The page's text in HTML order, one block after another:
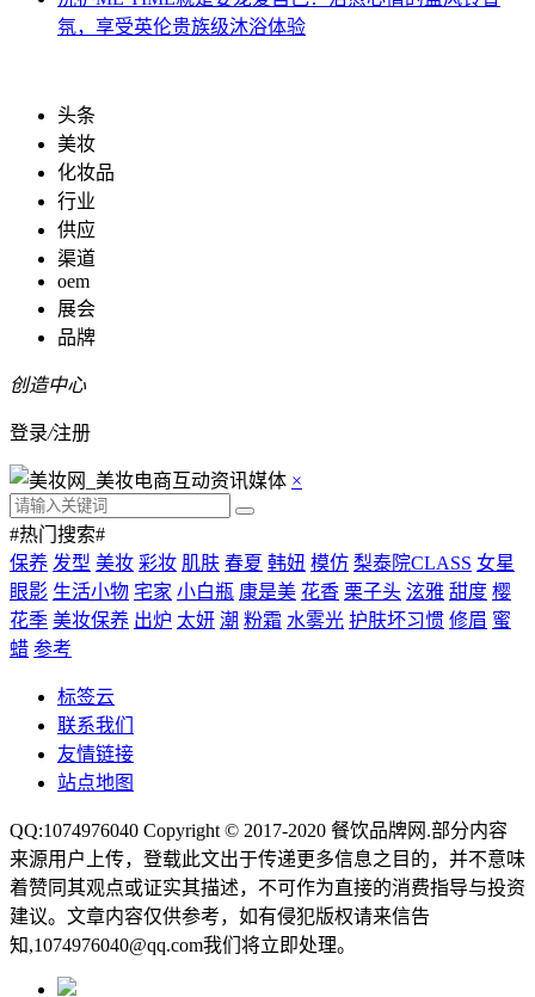
氛，享受英伦贵族级沐浴体验
头条
美妆
化妆品
行业
供应
渠道
oem
展会
品牌
创造中心
登录/注册
×
#热门搜索#
保养 发型 美妆 彩妆 肌肤 春夏 韩妞 模仿 梨泰院CLASS 女星
眼影 生活小物 宅家 小白瓶 康是美 花香 栗子头 泫雅 甜度 樱
花季 美妆保养 出炉 太妍 潮 粉霜 水雾光 护肤坏习惯 修眉 蜜
蜡 参考
标签云
联系我们
友情链接
站点地图
QQ:1074976040 Copyright © 2017-2020 餐饮品牌网 .部分内容
来源用户上传，登载此文出于传递更多信息之目的，并不意味
着赞同其观点或证实其描述，不可作为直接的消费指导与投资
建议。文章内容仅供参考，如有侵犯版权请来信告
知,1074976040@qq.com我们将立即处理。